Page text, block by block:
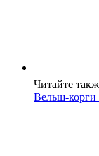
Читайте
Вельш-корги